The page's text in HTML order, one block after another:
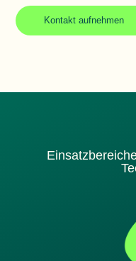
Kontakt aufnehmen